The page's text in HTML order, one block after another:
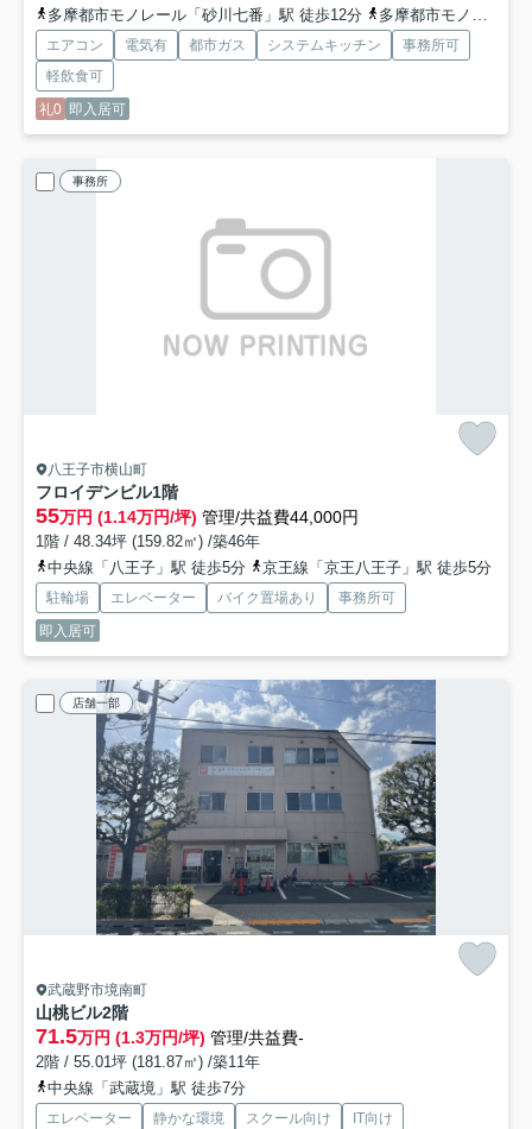
多摩都市モノレール「砂川七番」駅 徒歩12分
多摩都市モノレール「泉体育館」駅 徒歩12分
エアコン 電気有 都市ガス システムキッチン
事務所可
軽飲食可
礼0 即入居可
事務所
八王子市横山町
フロイデンビル1階
55万円 (1.14万円/坪) 管理/共益費44,000円
1階 / 48.34坪 (159.82㎡) /築46年
中央線「八王子」駅 徒歩5分
京王線「京王八王子」駅 徒歩5分
駐輪場 エレベーター バイク置場あり
事務所可
即入居可
店舗一部
武蔵野市境南町
山桃ビル2階
71.5万円 (1.3万円/坪) 管理/共益費-
2階 / 55.01坪 (181.87㎡) /築11年
中央線「武蔵境」駅 徒歩7分
エレベーター 静かな環境 スクール向け
IT向け